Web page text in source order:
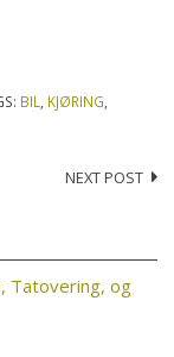
BIL KJØRING
NEXT POST
Tatovering, og